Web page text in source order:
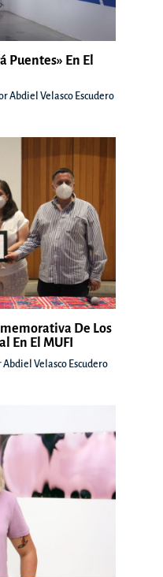
Puentes» En El
Abdiel Velasco Escudero
De Los
En El MUFI
Abdiel Velasco Escudero